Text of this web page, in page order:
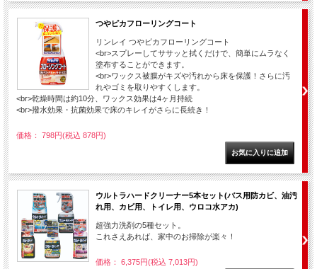
つやピカフローリングコート
リンレイ つやピカフローリングコート
<br>スプレーしてササッと拭くだけで、簡単にムラなく
塗布することができます。
<br>ワックス被膜がキズや汚れから床を保護！さらに汚
れやゴミを取りやすくします。
<br>乾燥時間は約10分、ワックス効果は4ヶ月持続
<br>撥水効果・抗菌効果で床のキレイがさらに長続き！
価格： 798円(税込 878円)
ウルトラハードクリーナー5本セット(バス用防カビ、油汚
れ用、カビ用、トイレ用、ウロコ水アカ)
超強力洗剤の5種セット。
これさえあれば、家中のお掃除が楽々！
価格： 6,375円(税込 7,013円)